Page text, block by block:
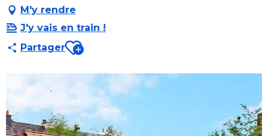
M'y rendre
J'y vais en train !
PartagerAjouter aux favoris